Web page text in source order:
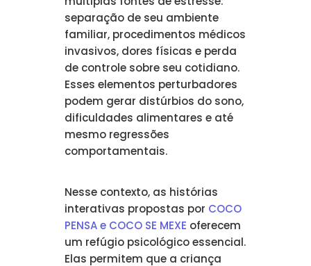
separação de seu ambiente
familiar, procedimentos médicos
invasivos, dores físicas e perda
de controle sobre seu cotidiano.
Esses elementos perturbadores
podem gerar distúrbios do sono,
dificuldades alimentares e até
mesmo regressões
comportamentais.
Nesse contexto, as histórias
interativas propostas por COCO
PENSA e COCO SE MEXE oferecem
um refúgio psicológico essencial.
Elas permitem que a criança